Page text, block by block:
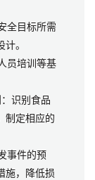
全目标所需
。
员培训等基
识别食品
制定相应的
事件的预
施，降低损